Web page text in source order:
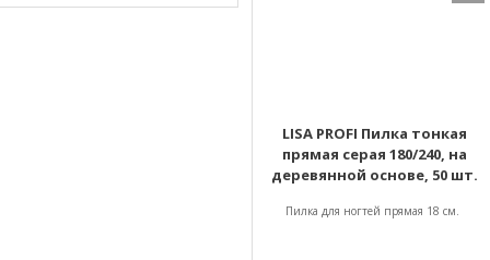
LISA PROFI Пилка тонкая
прямая серая 180/240, на
деревянной основе, 50 шт.
Пилка для ногтей прямая 18 см.